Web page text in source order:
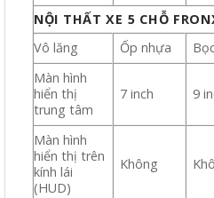
NỘI THẤT XE 5 CHỖ
Vô lăng
Ốp nhựa
Màn hình
hiển thị
trung tâm
7 inch 9
Màn hình
hiển thị trên
kính lái
(HUD)
Không